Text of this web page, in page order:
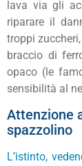
lava via gli
riparare il
troppi
braccio di
opaco (le
sensibilità al
Attenzione
spazzolino
L’istinto,